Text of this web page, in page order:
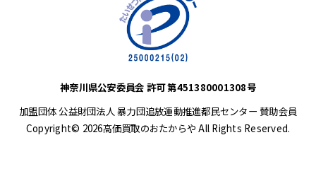
神奈川県公安委員会 許可 第451380001308号
加盟団体 公益財団法人 暴力団追放運動推進都民センター 賛助会員
Copyright© 2026高価買取のおたからや All Rights Reserved.